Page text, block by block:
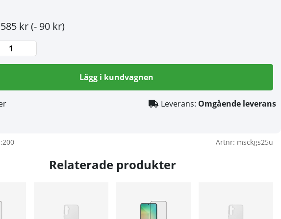
kr(- 90 kr)
Lägg i kundvagnen
Leverans: Omgående leverans
200 Artnr: msckgs25u
Relaterade produkter